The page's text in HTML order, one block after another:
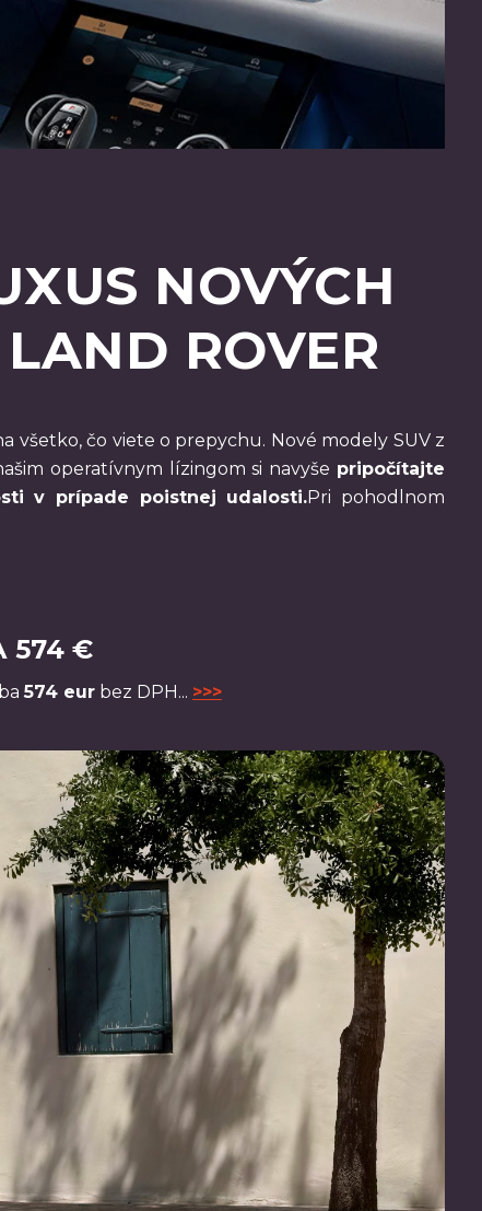
NOVÝCH
ROVER
všetko, čo viete o prepychu. Nové modely SUV z
operatívnym lízingom si navyše pripočítajte
v prípade poistnej udalosti.Pri pohodlnom
574 €
574 eur bez DPH... >>>